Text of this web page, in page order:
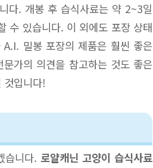
다. 개봉 후 습식사료는 약 2~3일
수 있습니다. 이 외에도 포장 상태
밀봉 포장의 제품은 훨씬 좋은
가의 의견을 참고하는 것도 좋은
것입니다!
습니다.로얄캐닌 고양이 습식사료